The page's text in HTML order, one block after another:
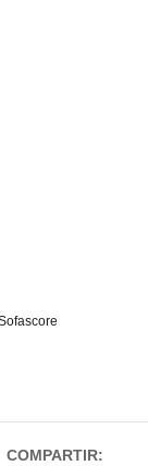
COMPARTIR: